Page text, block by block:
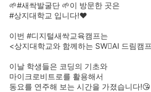
🌱#새싹발굴단 🌱이 방문한 곳은
#상지대학교 입니다!❤️
이번 #디지털새싹교육캠프는
<상지대학교와 함께하는 SWAI 드림캠
이날 학생들은 코딩의 기초와
마이크로비트로를 활용해서
동요를 연주해 보는 시간을 가졌습니다!😘